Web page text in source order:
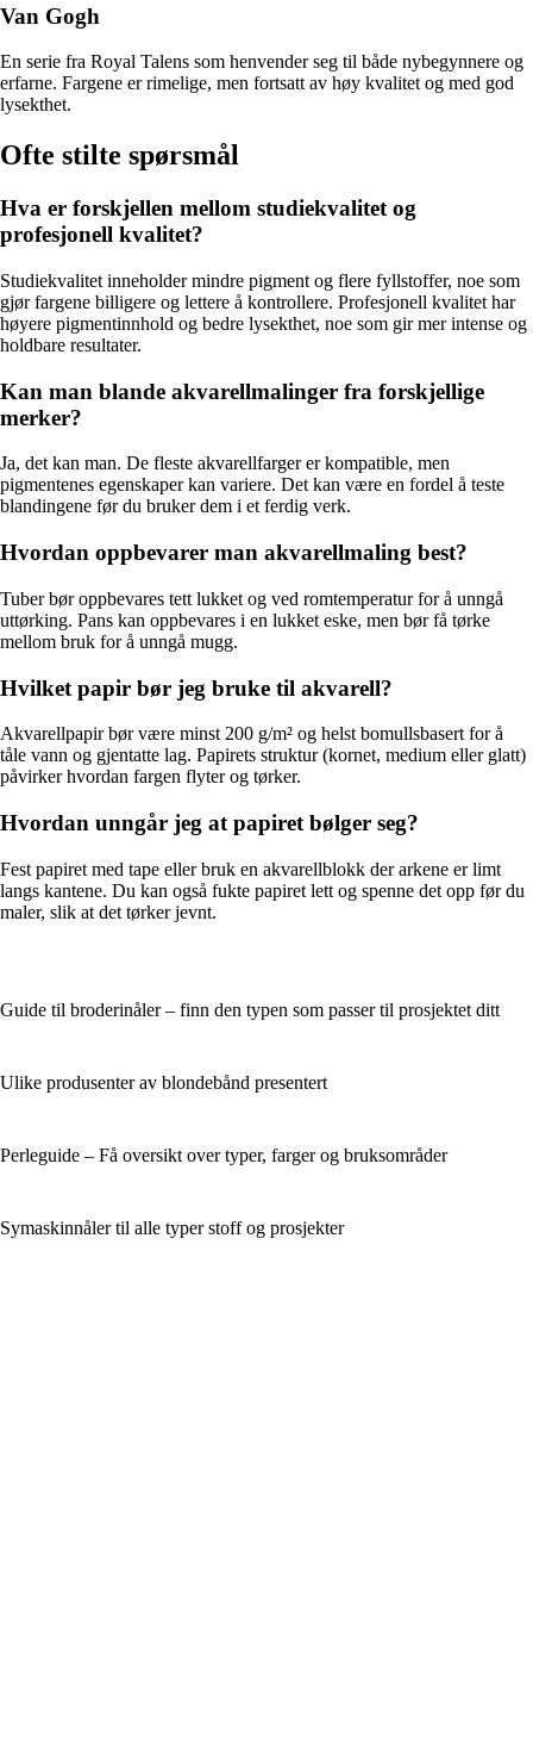
Van Gogh
En serie fra Royal Talens som henvender seg til både nybegynnere og
erfarne. Fargene er rimelige, men fortsatt av høy kvalitet og med god
lysekthet.
Ofte stilte spørsmål
Hva er forskjellen mellom studiekvalitet og
profesjonell kvalitet?
Studiekvalitet inneholder mindre pigment og flere fyllstoffer, noe som
gjør fargene billigere og lettere å kontrollere. Profesjonell kvalitet har
høyere pigmentinnhold og bedre lysekthet, noe som gir mer intense og
holdbare resultater.
Kan man blande akvarellmalinger fra forskjellige
merker?
Ja, det kan man. De fleste akvarellfarger er kompatible, men
pigmentenes egenskaper kan variere. Det kan være en fordel å teste
blandingene før du bruker dem i et ferdig verk.
Hvordan oppbevarer man akvarellmaling best?
Tuber bør oppbevares tett lukket og ved romtemperatur for å unngå
uttørking. Pans kan oppbevares i en lukket eske, men bør få tørke
mellom bruk for å unngå mugg.
Hvilket papir bør jeg bruke til akvarell?
Akvarellpapir bør være minst 200 g/m² og helst bomullsbasert for å
tåle vann og gjentatte lag. Papirets struktur (kornet, medium eller glatt)
påvirker hvordan fargen flyter og tørker.
Hvordan unngår jeg at papiret bølger seg?
Fest papiret med tape eller bruk en akvarellblokk der arkene er limt
langs kantene. Du kan også fukte papiret lett og spenne det opp før du
maler, slik at det tørker jevnt.
Guide til broderinåler – finn den typen som passer til prosjektet ditt
Ulike produsenter av blondebånd presentert
Perleguide – Få oversikt over typer, farger og bruksområder
Symaskinnåler til alle typer stoff og prosjekter